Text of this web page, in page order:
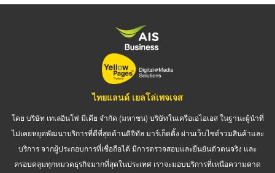
ไทยแลนด์ เยลโล่เพจเจส
โดย บริษัท เทเลอินโฟ มีเดีย จำกัด (มหาชน) บริษัทในเครือเอไอเอส ในฐานะผู้นำที่
ไม่เคยหยุดพัฒนาบริการที่ดีที่สุดด้านดิจิทัล มาร์เก็ตติ้ง ผ่านเว็บไซต์รวมสินค้าและ
บริการ จากผู้ประกอบการที่เชื่อถือได้ มีการตรวจสอบและยืนยันตัวตนจริง และ
ครอบคลุมทุกหมวดธุรกิจมากที่สุดในประเทศ เราจะมอบบริการที่เหนือความคาด